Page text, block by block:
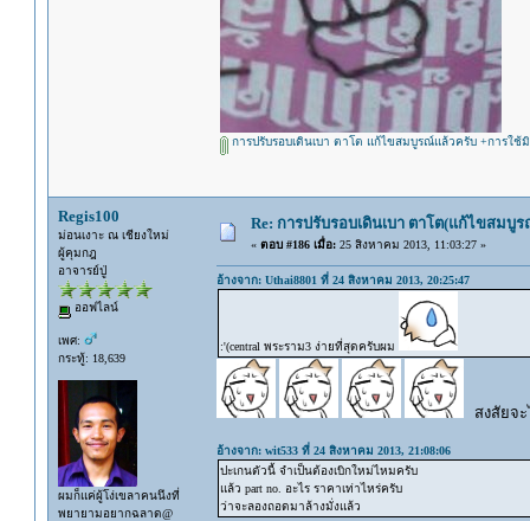
การปรับรอบเดินเบา ตาโต แก้ไขสมบูรณ์แล้วครับ +การใช้มิ
Regis100
ม่อนเงาะ ณ เชียงใหม่
ผู้คุมกฎ
อาจารย์ปู่
ออฟไลน์
เพศ:
กระทู้: 18,639
ผมก็แค่ผู้โง่เขลาคนนึงที่
พยายามอยากฉลาด@
Re: การปรับรอบเดินเบา ตาโต(แก้ไขสมบู
« ตอบ #186 เมื่อ:25 สิงหาคม 2013, 11:03:27 »
อ้างจาก: Uthai8801 ที่ 24 สิงหาคม 2013, 20:25:47
:'(central พระราม3 ง่ายที่สุดครับผม
สงสัยจ
อ้างจาก: wit533 ที่ 24 สิงหาคม 2013, 21:08:06
ปะเกนตัวนี้ จำเป็นต้องเบิกใหม่ไหมครับ
แล้ว part no. อะไร ราคาเท่าไหร่ครับ
ว่าจะลองถอดมาล้างมั่งแล้ว